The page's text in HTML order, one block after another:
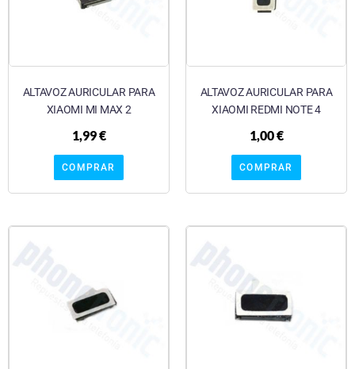
ALTAVOZ AURICULAR PARA
XIAOMI MI MAX 2
1,99€
COMPRAR
ALTAVOZ AURICULAR PARA
XIAOMI REDMI NOTE 4
1,00€
COMPRAR